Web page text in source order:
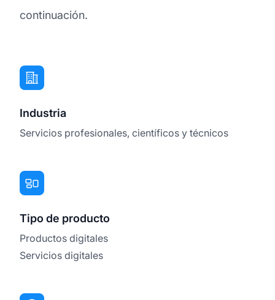
continuación.
Industria
Servicios profesionales, científicos y técnicos
Tipo de producto
Productos digitales
Servicios digitales